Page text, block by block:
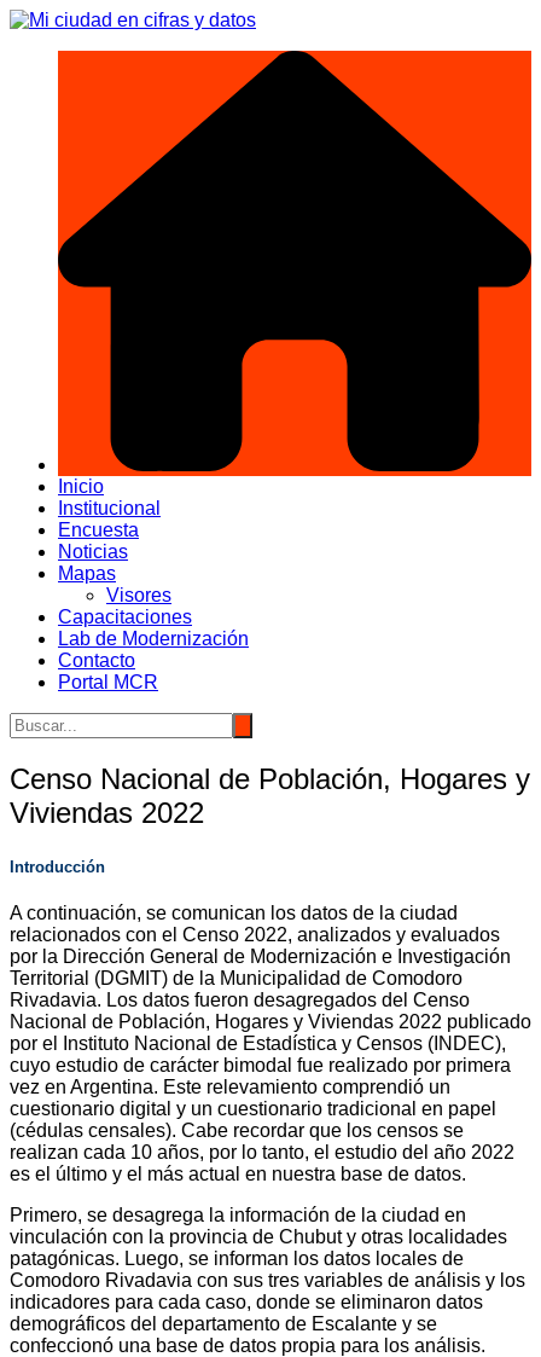
Skip
Inicio
Institucional
Encuesta
Noticias
Mapas
Visores
Capacitaciones
Lab de Modernización
Contacto
Portal MCR
Censo Nacional de Población, Hogares y
Viviendas 2022
Introducción
A continuación, se comunican los datos de la ciudad
relacionados con el Censo 2022, analizados y evaluados
por la Dirección General de Modernización e Investigación
Territorial (DGMIT) de la Municipalidad de Comodoro
Rivadavia. Los datos fueron desagregados del Censo
Nacional de Población, Hogares y Viviendas 2022 publicado
por el Instituto Nacional de Estadística y Censos (INDEC),
cuyo estudio de carácter bimodal fue realizado por primera
vez en Argentina. Este relevamiento comprendió un
cuestionario digital y un cuestionario tradicional en papel
(cédulas censales). Cabe recordar que los censos se
realizan cada 10 años, por lo tanto, el estudio del año 2022
es el último y el más actual en nuestra base de datos.
Primero, se desagrega la información de la ciudad en
vinculación con la provincia de Chubut y otras localidades
patagónicas. Luego, se informan los datos locales de
Comodoro Rivadavia con sus tres variables de análisis y los
indicadores para cada caso, donde se eliminaron datos
demográficos del departamento de Escalante y se
confeccionó una base de datos propia para los análisis.